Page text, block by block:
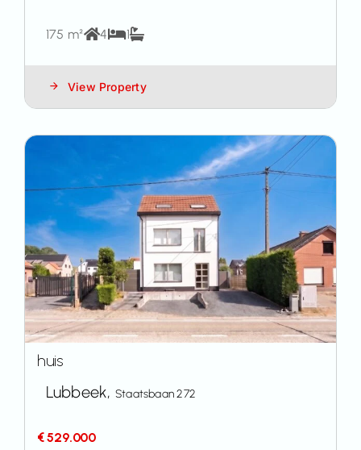
175 m² 4 1
View Property
huis
Lubbeek, Staatsbaan 272
€ 529.000